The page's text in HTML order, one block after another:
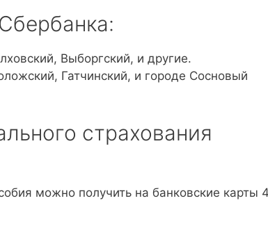
Выборгский, и другие.
Гатчинский, и городе Сосновый
страхования
можно получить на банковские карты 4